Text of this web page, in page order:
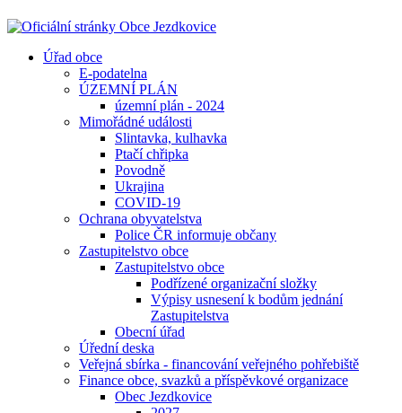
Úřad obce
E-podatelna
ÚZEMNÍ PLÁN
územní plán - 2024
Mimořádné události
Slintavka, kulhavka
Ptačí chřipka
Povodně
Ukrajina
COVID-19
Ochrana obyvatelstva
Police ČR informuje občany
Zastupitelstvo obce
Zastupitelstvo obce
Podřízené organizační složky
Výpisy usnesení k bodům jednání
Zastupitelstva
Obecní úřad
Úřední deska
Veřejná sbírka - financování veřejného pohřebiště
Finance obce, svazků a příspěvkové organizace
Obec Jezdkovice